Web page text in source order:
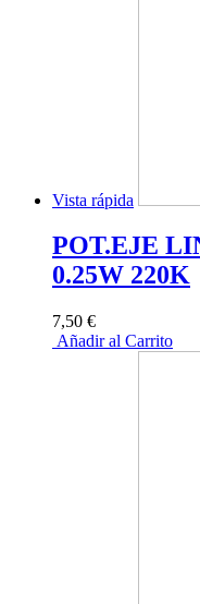
Vista rápida
POT.EJE
0.25W 220K
7,50 €
Añadir al Carrito